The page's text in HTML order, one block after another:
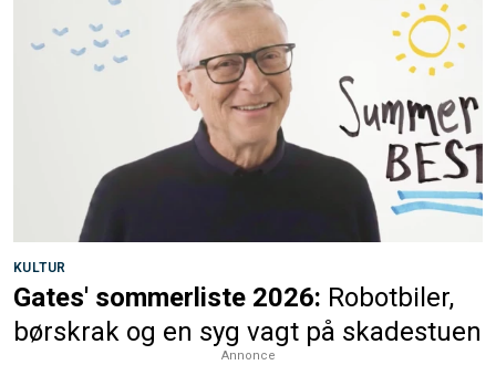
KULTUR
Gates' sommerliste 2026: Robotbiler,
børskrak og en syg vagt på skadestuen
Annonce